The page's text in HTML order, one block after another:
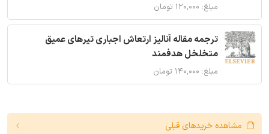
مبلغ: ۱۲۰,۰۰۰ تومان
ترجمه مقاله آنالیز ارتعاش اجباری تیرهای عمیق
متخلخل هدفمند
مبلغ: ۱۴۰,۰۰۰ تومان
مشاهده خریدهای قبلی